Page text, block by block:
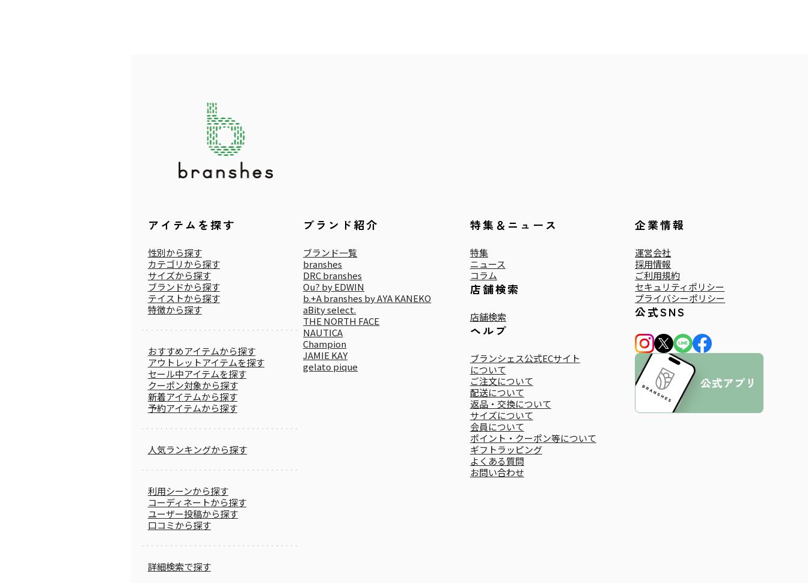
アイテムを探す
性別から探す
カテゴリから探す
サイズから探す
ブランドから探す
テイストから探す
特徴から探す
おすすめアイテムから探す
アウトレットアイテムを探す
セール中アイテムを探す
クーポン対象から探す
新着アイテムから探す
予約アイテムから探す
人気ランキングから探す
利用シーンから探す
コーディネートから探す
ユーザー投稿から探す
口コミから探す
詳細検索で探す
ブランド紹介
ブランド一覧
branshes
DRC branshes
Ou? by EDWIN
b.+A branshes by AYA KANEKO
aBity select.
THE NORTH FACE
NAUTICA
Champion
JAMIE KAY
gelato pique
特集＆ニュース
特集
ニュース
コラム
店舗検索
店舗検索
ヘルプ
ブランシェス公式ECサイト
について
ご注文について
配送について
返品・交換について
サイズについて
会員について
ポイント・クーポン等について
ギフトラッピング
よくある質問
お問い合わせ
企業情報
運営会社
採用情報
ご利用規約
セキュリティポリシー
プライバシーポリシー
公式SNS